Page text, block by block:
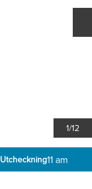
1/12
Utcheckning11 am